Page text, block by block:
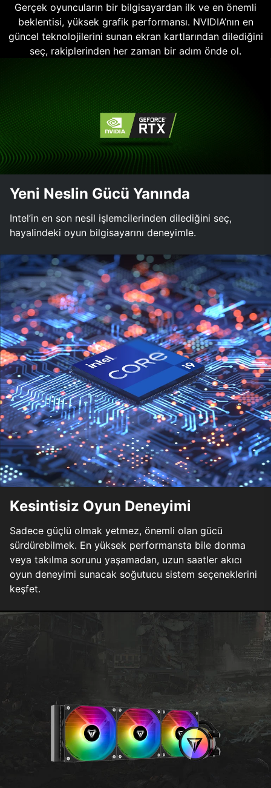
Gerçek oyuncuların bir bilgisayardan ilk ve en önemli
beklentisi, yüksek grafik performansı. NVIDIA’nın en
güncel teknolojilerini sunan ekran kartlarından dilediğini
seç, rakiplerinden her zaman bir adım önde ol.
Yeni Neslin Gücü Yanında
Intel’in en son nesil işlemcilerinden dilediğini seç,
hayalindeki oyun bilgisayarını deneyimle.
Kesintisiz Oyun Deneyimi
Sadece güçlü olmak yetmez, önemli olan gücü
sürdürebilmek. En yüksek performansta bile donma
veya takılma sorunu yaşamadan, uzun saatler akıcı
oyun deneyimi sunacak soğutucu sistem seçeneklerini
keşfet.